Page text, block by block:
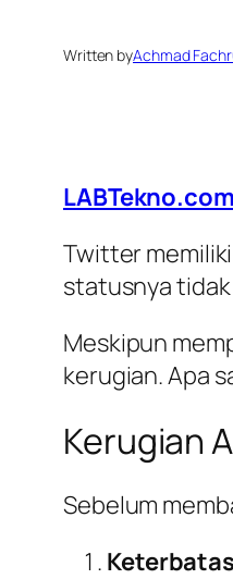
Written byAchmad
LABTekno.com
Twitter
statusnya
Meskipun
kerugian. Apa
Kerugian
Sebelum